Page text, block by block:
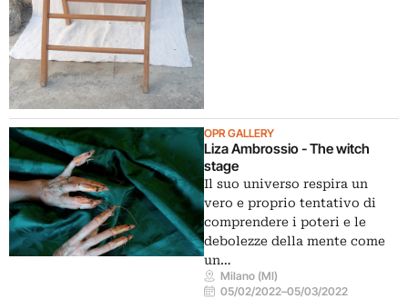
OPR GALLERY
Liza Ambrossio - The witch
stage
Il suo universo respira un
vero e proprio tentativo di
comprendere i poteri e le
debolezze della mente come
un…
Milano (MI)
05/02/2022–05/03/2022